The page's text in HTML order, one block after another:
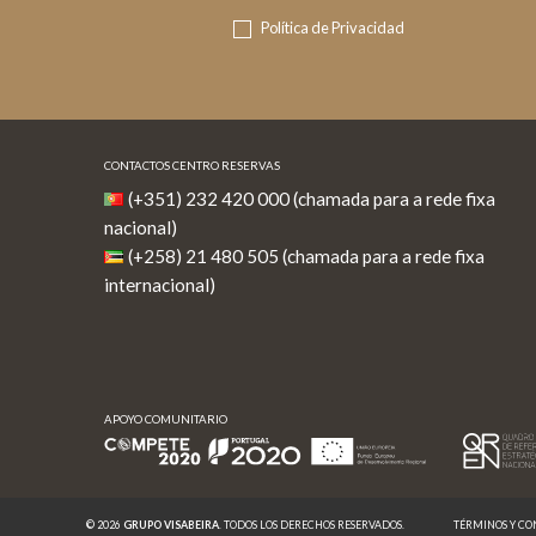
Política de Privacidad
CONTACTOS CENTRO RESERVAS
(+351) 232 420 000 (chamada para a rede fixa
nacional)
(+258) 21 480 505 (chamada para a rede fixa
internacional)
APOYO COMUNITARIO
© 2026 GRUPO VISABEIRA. TODOS LOS DERECHOS RESERVADOS. TÉRMINOS Y